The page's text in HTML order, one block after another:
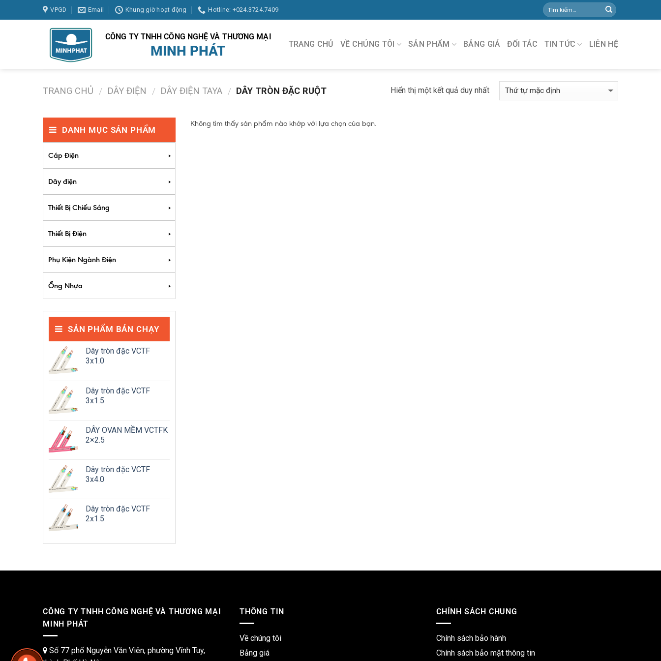
to
VPGD Email Khung giờ hoạt động Hotline: +024.3724.7409
CÔNG TY TNHH CÔNG NGHỆ VÀ THƯƠNG MẠI
MINH PHÁT TRANG CHỦ VỀ CHÚNG TÔI SẢN PHẨM BẢNG GIÁ ĐỐI TÁC TIN TỨC LIÊN HỆ
TRANG CHỦ / DÂY ĐIỆN / DÂY ĐIỆN TAYA / DÂY TRÒN ĐẶC RUỘT Hiển thị một kết quả duy nhất
DANH MỤC SẢN PHẨM
Cáp Điện
Dây điện
Thiết Bị Chiếu Sáng
Thiết Bị Điện
Phụ Kiện Ngành Điện
Ống Nhựa
SẢN PHẨM BÁN CHẠY
Dây tròn đặc VCTF
3x1.0
Dây tròn đặc VCTF
3x1.5
DÂY OVAN MỀM VCTFK
2×2.5
Dây tròn đặc VCTF
3x4.0
Dây tròn đặc VCTF
2x1.5
Không tìm thấy sản phẩm nào khớp với lựa chọn của bạn.
CÔNG TY TNHH CÔNG NGHỆ VÀ THƯƠNG MẠI
MINH PHÁT
Số 77 phố Nguyễn Văn Viên, phường Vĩnh Tuy,
THÔNG TIN
Về chúng tôi
Bảng giá
CHÍNH SÁCH CHUNG
Chính sách bảo hành
Chính sách bảo mật thông tin
091.570.1368